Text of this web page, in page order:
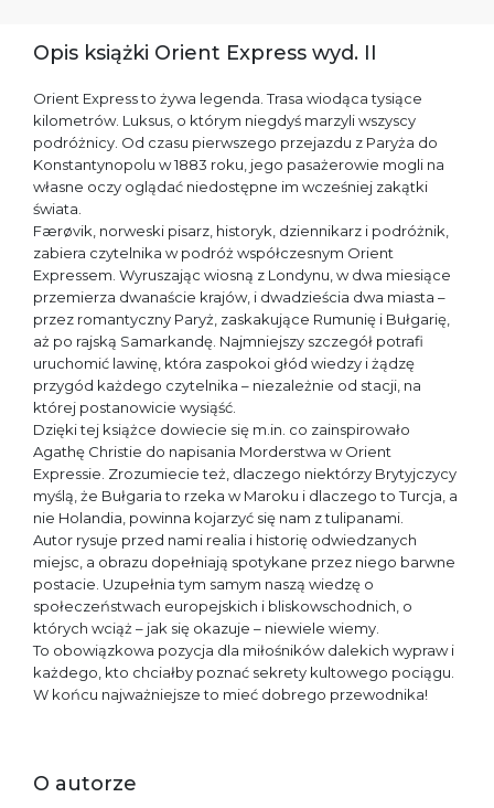
Opis książki Orient Express wyd. II
Orient Express to żywa legenda. Trasa wiodąca tysiące
kilometrów. Luksus, o którym niegdyś marzyli wszyscy
podróżnicy. Od czasu pierwszego przejazdu z Paryża do
Konstantynopolu w 1883 roku, jego pasażerowie mogli na
własne oczy oglądać niedostępne im wcześniej zakątki
świata.
Færøvik, norweski pisarz, historyk, dziennikarz i podróżnik,
zabiera czytelnika w podróż współczesnym Orient
Expressem. Wyruszając wiosną z Londynu, w dwa miesiące
przemierza dwanaście krajów, i dwadzieścia dwa miasta –
przez romantyczny Paryż, zaskakujące Rumunię i Bułgarię,
aż po rajską Samarkandę. Najmniejszy szczegół potrafi
uruchomić lawinę, która zaspokoi głód wiedzy i żądzę
przygód każdego czytelnika – niezależnie od stacji, na
której postanowicie wysiąść.
Dzięki tej książce dowiecie się m.in. co zainspirowało
Agathę Christie do napisania Morderstwa w Orient
Expressie. Zrozumiecie też, dlaczego niektórzy Brytyjczycy
myślą, że Bułgaria to rzeka w Maroku i dlaczego to Turcja, a
nie Holandia, powinna kojarzyć się nam z tulipanami.
Autor rysuje przed nami realia i historię odwiedzanych
miejsc, a obrazu dopełniają spotykane przez niego barwne
postacie. Uzupełnia tym samym naszą wiedzę o
społeczeństwach europejskich i bliskowschodnich, o
których wciąż – jak się okazuje – niewiele wiemy.
To obowiązkowa pozycja dla miłośników dalekich wypraw i
każdego, kto chciałby poznać sekrety kultowego pociągu.
W końcu najważniejsze to mieć dobrego przewodnika!
O autorze